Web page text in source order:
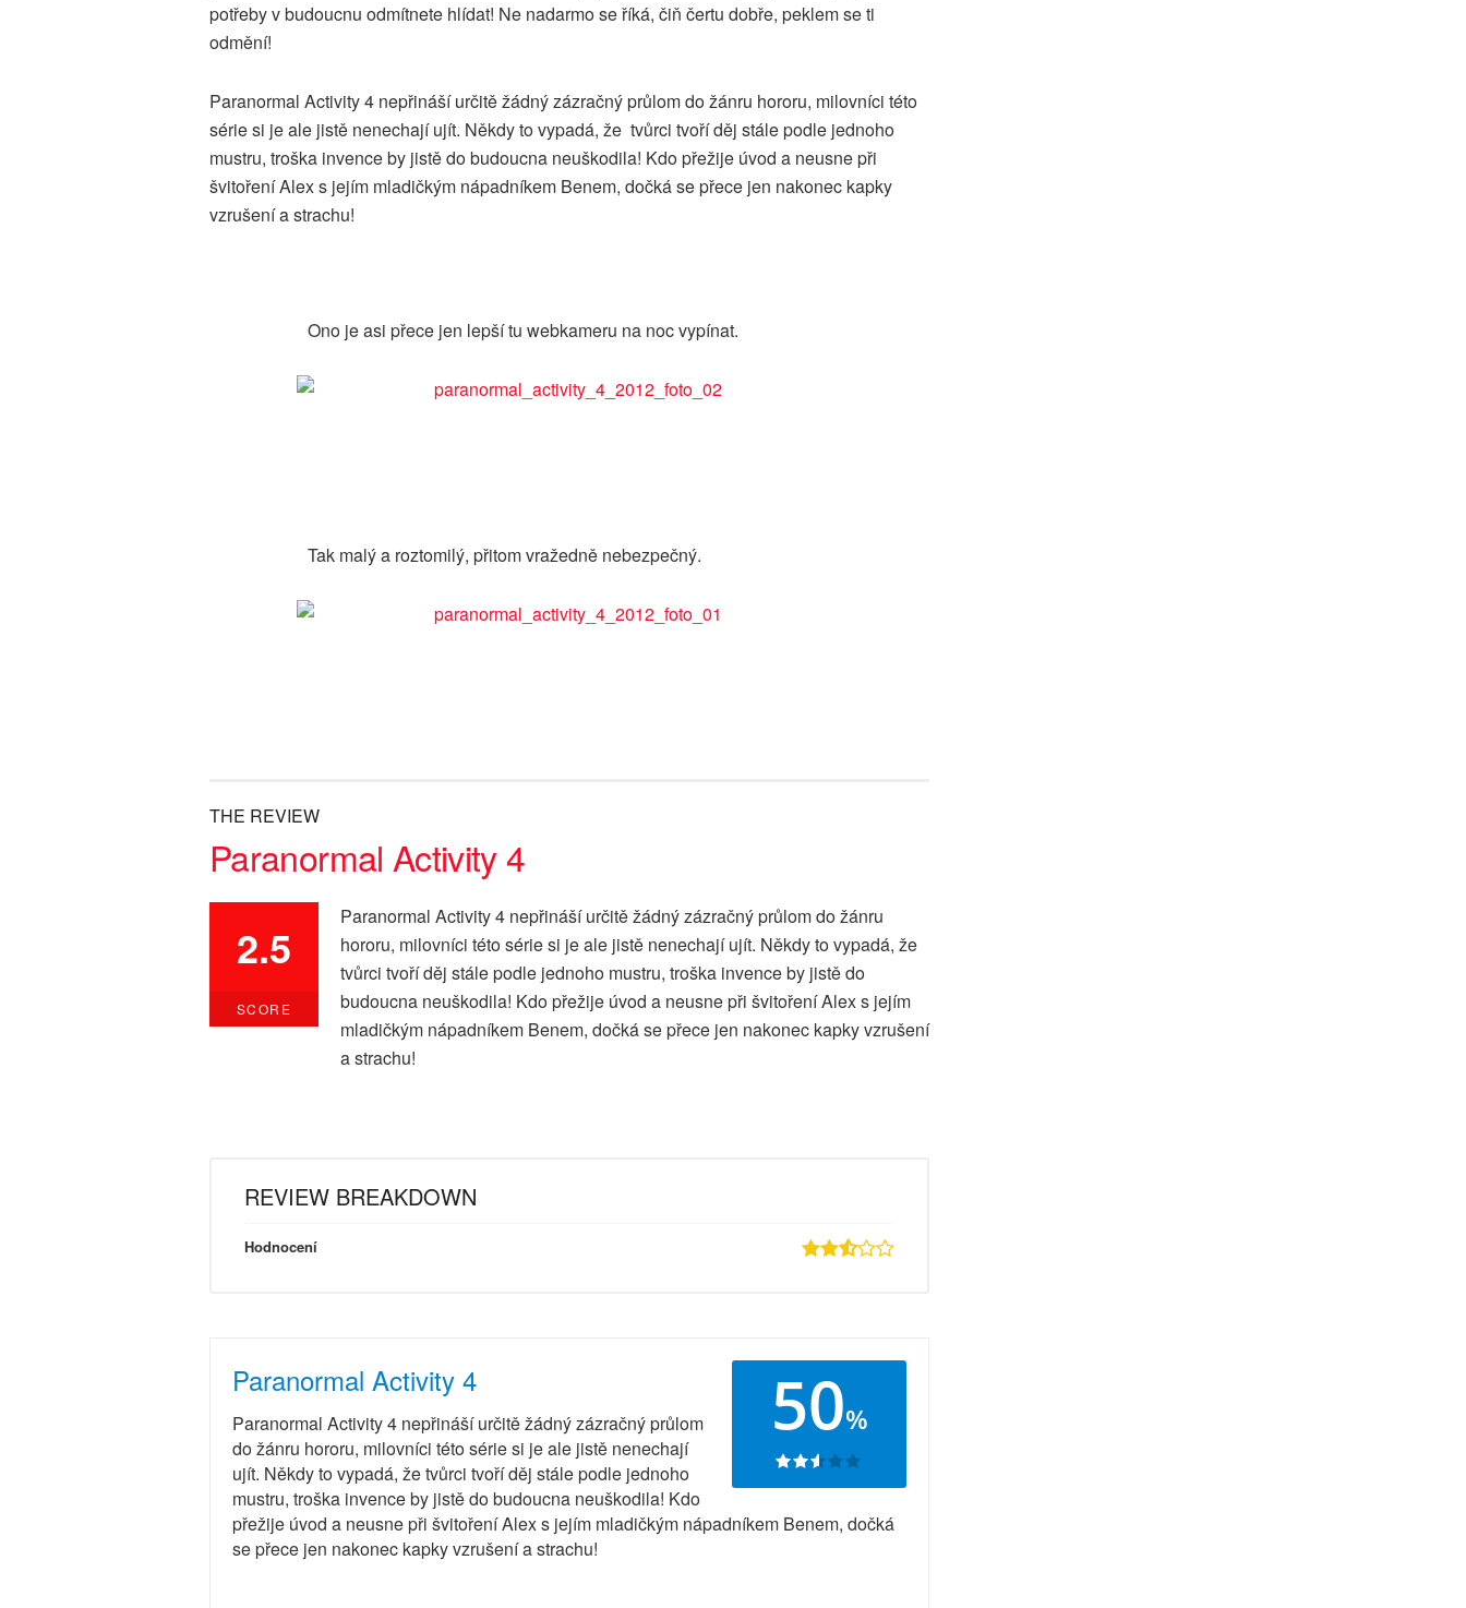
potřeby v budoucnu odmítnete hlídat! Ne nadarmo se říká, čiň čertu dobře, peklem se ti
odmění!
Paranormal Activity 4 nepřináší určitě žádný zázračný průlom do žánru hororu, milovníci této
série si je ale jistě nenechají ujít. Někdy to vypadá, že tvůrci tvoří děj stále podle jednoho
mustru, troška invence by jistě do budoucna neuškodila! Kdo přežije úvod a neusne při
švitoření Alex s jejím mladičkým nápadníkem Benem, dočká se přece jen nakonec kapky
vzrušení a strachu!
Ono je asi přece jen lepší tu webkameru na noc vypínat.
Tak malý a roztomilý, přitom vražedně nebezpečný.
THE REVIEW
Paranormal Activity 4
2.5
SCORE
Paranormal Activity 4 nepřináší určitě žádný zázračný průlom do žánru
hororu, milovníci této série si je ale jistě nenechají ujít. Někdy to vypadá, že
tvůrci tvoří děj stále podle jednoho mustru, troška invence by jistě do
budoucna neuškodila! Kdo přežije úvod a neusne při švitoření Alex s jejím
mladičkým nápadníkem Benem, dočká se přece jen nakonec kapky vzrušení
a strachu!
REVIEW BREAKDOWN
Hodnocení
50%
Paranormal Activity 4
Paranormal Activity 4 nepřináší určitě žádný zázračný průlom
do žánru hororu, milovníci této série si je ale jistě nenechají
ujít. Někdy to vypadá, že tvůrci tvoří děj stále podle jednoho
mustru, troška invence by jistě do budoucna neuškodila! Kdo
přežije úvod a neusne při švitoření Alex s jejím mladičkým nápadníkem Benem, dočká
se přece jen nakonec kapky vzrušení a strachu!